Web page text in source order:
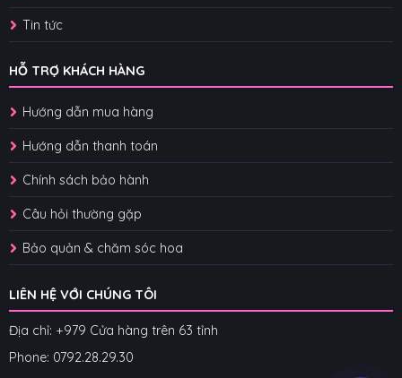
Tin tức
HỖ TRỢ KHÁCH HÀNG
Hướng dẫn mua hàng
Hướng dẫn thanh toán
Chính sách bảo hành
Câu hỏi thường gặp
Bảo quản & chăm sóc hoa
LIÊN HỆ VỚI CHÚNG TÔI
Địa chỉ: +979 Cửa hàng trên 63 tỉnh
Phone: 0792.28.29.30